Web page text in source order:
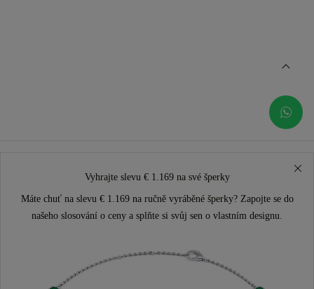
Vyhrajte slevu € 1.169 na své šperky
Máte chuť na slevu € 1.169 na ručně vyráběné šperky? Zapojte se do
našeho slosování o ceny a splňte si svůj sen o vlastním designu.